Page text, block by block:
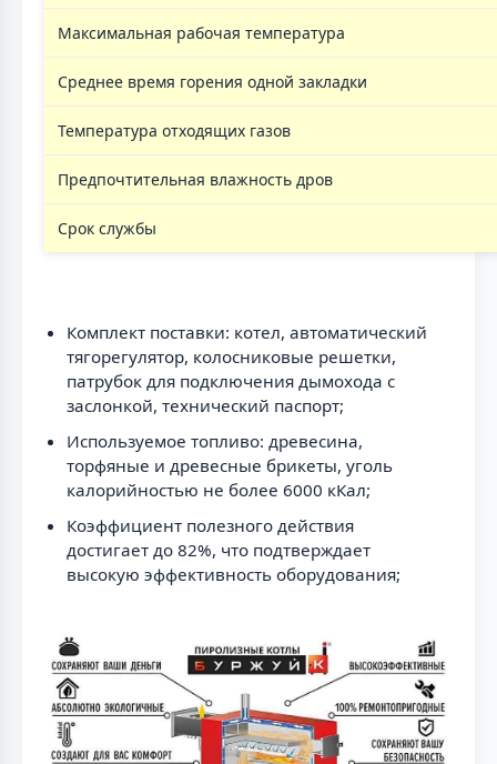
Максимальная рабочая температура
Среднее время горения одной закладки
Температура отходящих газов
Предпочтительная влажность дров
Срок службы
Комплект поставки: котел, автоматический
тягорегулятор, колосниковые решетки,
патрубок для подключения дымохода с
заслонкой, технический паспорт;
Используемое топливо: древесина,
торфяные и древесные брикеты, уголь
калорийностью не более 6000 кКал;
Коэффициент полезного действия
достигает до 82%, что подтверждает
высокую эффективность оборудования;